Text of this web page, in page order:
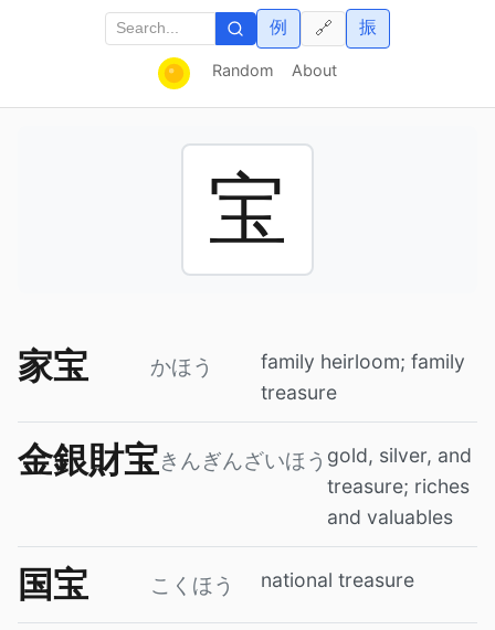
Random About
例 振
🔗
宝
家宝 かほう
family heirloom; family
treasure
金銀財宝きんぎんざいほう gold, silver, and
treasure; riches
and valuables
国宝 こくほう national treasure